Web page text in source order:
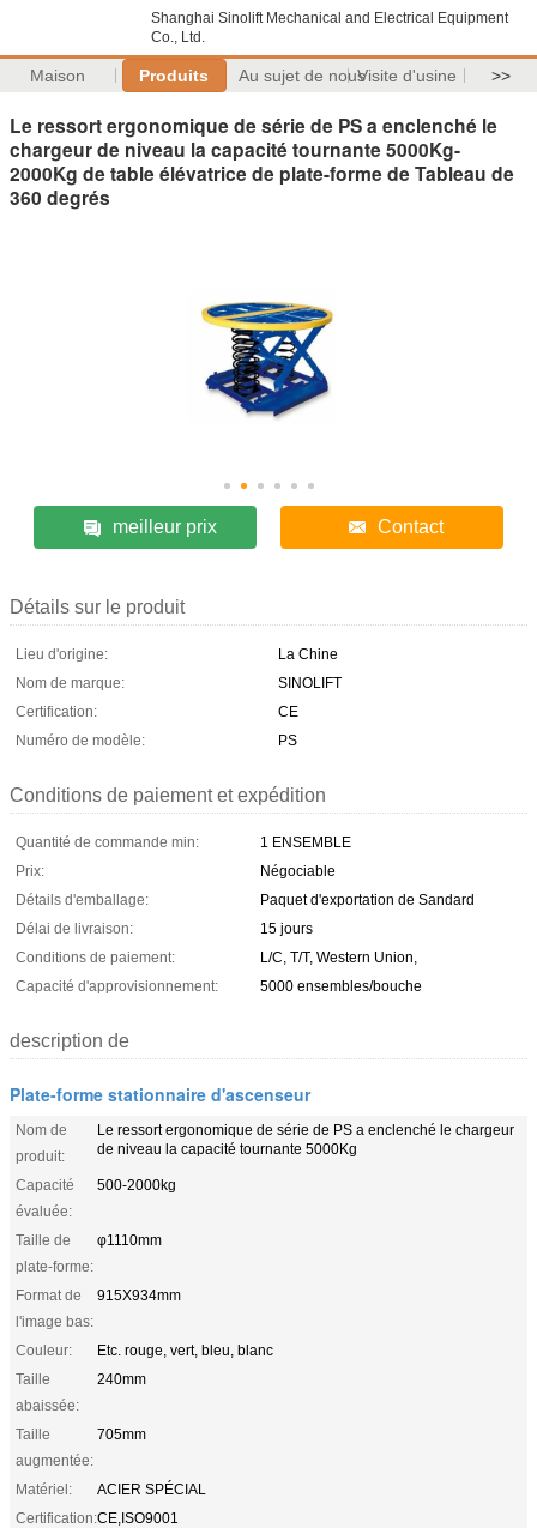
Shanghai Sinolift Mechanical and Electrical Equipment
Co., Ltd.
Maison Produits Au sujet de nousVisite d'usine >>
Le ressort ergonomique de série de PS a enclenché le
chargeur de niveau la capacité tournante 5000Kg-
2000Kg de table élévatrice de plate-forme de Tableau de
360 degrés
meilleur prix Contact
Détails sur le produit
Lieu d'origine:
La Chine
Nom de marque:
SINOLIFT
Certification:
CE
Numéro de modèle:
PS
Conditions de paiement et expédition
Quantité de commande min:
1 ENSEMBLE
Prix:
Négociable
Détails d'emballage:
Paquet d'exportation de Sandard
Délai de livraison:
15 jours
Conditions de paiement:
L/C, T/T, Western Union,
Capacité d'approvisionnement:
5000 ensembles/bouche
description de
Plate-forme stationnaire d'ascenseur
Nom de
produit:
Le ressort ergonomique de série de PS a enclenché le chargeur
de niveau la capacité tournante 5000Kg
Capacité
évaluée:
500-2000kg
Taille de
plate-forme:
φ1110mm
Format de
l'image bas:
915X934mm
Couleur:
Etc. rouge, vert, bleu, blanc
Taille
abaissée:
240mm
Taille
augmentée:
705mm
Matériel:
ACIER SPÉCIAL
Certification:CE,ISO9001